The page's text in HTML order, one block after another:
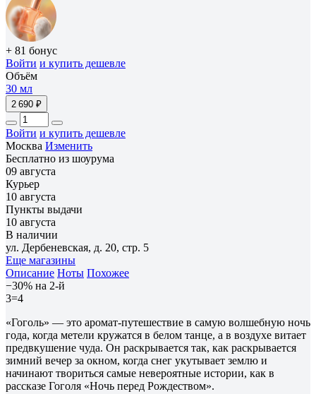
+ 81 бонус
Войти и купить дешевле
Объём
30 мл
2 690 ₽
Войти и купить дешевле
Москва Изменить
Бесплатно из шоурума
09 августа
Курьер
10 августа
Пункты выдачи
10 августа
В наличии
ул. Дербеневская, д. 20, стр. 5
Еще магазины
Описание Ноты Похожее
−30% на 2-й
3=4
«Гоголь» — это аромат-путешествие в самую волшебную ночь
года, когда метели кружатся в белом танце, а в воздухе витает
предвкушение чуда. Он раскрывается так, как раскрывается
зимний вечер за окном, когда снег укутывает землю и
начинают твориться самые невероятные истории, как в
рассказе Гоголя «Ночь перед Рождеством».